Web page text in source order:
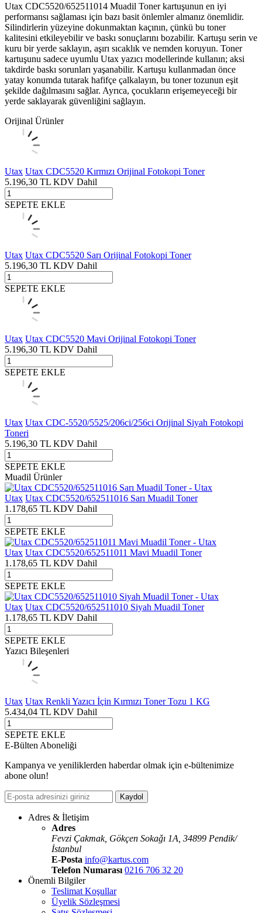
Utax CDC5520/652511014 Muadil Toner kartuşunun en iyi
performansı sağlaması için bazı basit önlemler almanız önemlidir.
Silindirlerin yüzeyine dokunmaktan kaçının, çünkü bu toner
kalitesini etkileyebilir ve baskı sonuçlarını bozabilir. Kartuşu serin ve
kuru bir yerde saklayın, aşırı sıcaklık ve nemden koruyun. Toner
kartuşunu sadece uyumlu Utax yazıcı modellerinde kullanın; aksi
takdirde baskı sorunları yaşanabilir. Kartuşu kullanmadan önce
yatay konumda tutarak hafifçe çalkalayın, bu toner tozunun eşit
şekilde dağılmasını sağlar. Ayrıca, çocukların erişemeyeceği bir
yerde saklayarak güvenliğini sağlayın.
Orijinal Ürünler
Utax Utax CDC5520 Kırmızı Orijinal Fotokopi Toner
5.196,30 TL KDV Dahil
SEPETE EKLE
Utax Utax CDC5520 Sarı Orijinal Fotokopi Toner
5.196,30 TL KDV Dahil
SEPETE EKLE
Utax Utax CDC5520 Mavi Orijinal Fotokopi Toner
5.196,30 TL KDV Dahil
SEPETE EKLE
Utax Utax CDC-5520/5525/206ci/256ci Orijinal Siyah Fotokopi
Toneri
5.196,30 TL KDV Dahil
SEPETE EKLE
Muadil Ürünler
Utax Utax CDC5520/652511016 Sarı Muadil Toner
1.178,65 TL KDV Dahil
SEPETE EKLE
Utax Utax CDC5520/652511011 Mavi Muadil Toner
1.178,65 TL KDV Dahil
SEPETE EKLE
Utax Utax CDC5520/652511010 Siyah Muadil Toner
1.178,65 TL KDV Dahil
SEPETE EKLE
Yazıcı Bileşenleri
Utax Utax Renkli Yazıcı İçin Kırmızı Toner Tozu 1 KG
5.434,04 TL KDV Dahil
SEPETE EKLE
E-Bülten Aboneliği
Kampanya ve yeniliklerden haberdar olmak için e-bültenimize
abone olun!
Kaydol
Adres & İletişim
Adres
Fevzi Çakmak, Gökçen Sokaǧı 1A, 34899 Pendik/
İstanbul
E-Posta info@kartus.com
Telefon Numarası 0216 706 32 20
Önemli Bilgiler
Teslimat Koşullar
Üyelik Sözleşmesi